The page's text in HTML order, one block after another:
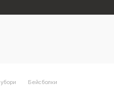
убори
Бейсболки